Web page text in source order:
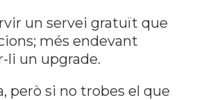
un servei gratuït que
més endevant
li un upgrade.
però si no trobes el que